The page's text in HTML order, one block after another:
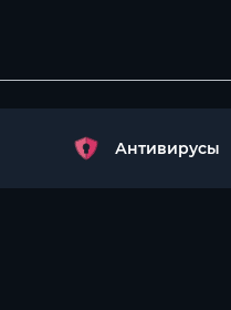
Антивирусы